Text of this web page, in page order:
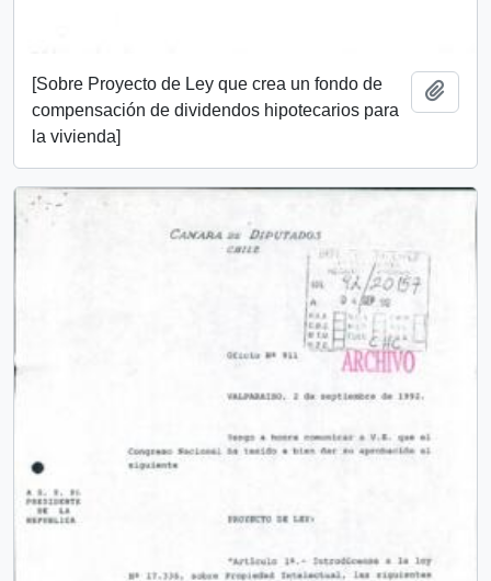
[Sobre Proyecto de Ley que crea un fondo de
compensación de dividendos hipotecarios para
la vivienda]